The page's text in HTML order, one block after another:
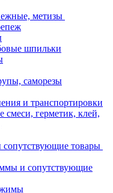
метизы
шпильки
саморезы
и транспортировки
смеси, герметик, клей,
товары
и сопутствующие